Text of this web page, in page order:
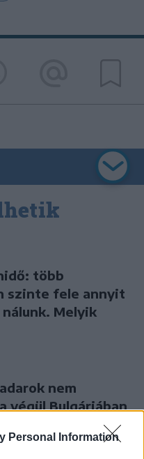
Personal Information
több
szinte fele annyit
Melyik
nem
végül Bulgáriában